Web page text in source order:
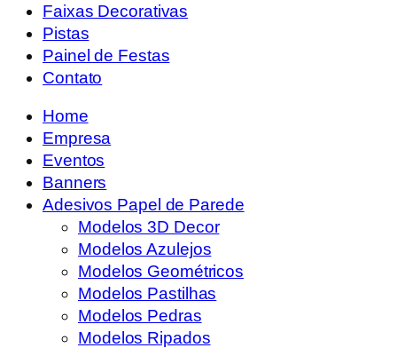
Faixas Decorativas
Pistas
Painel de Festas
Contato
Home
Empresa
Eventos
Banners
Adesivos Papel de Parede
Modelos 3D Decor
Modelos Azulejos
Modelos Geométricos
Modelos Pastilhas
Modelos Pedras
Modelos Ripados